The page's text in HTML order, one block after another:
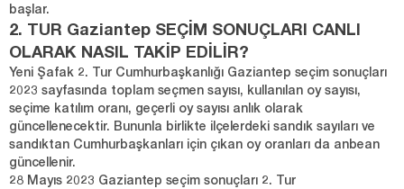
başlar.
2. TUR Gaziantep SEÇİM SONUÇLARI CANLI
OLARAK NASIL TAKİP EDİLİR?
Yeni Şafak 2. Tur Cumhurbaşkanlığı Gaziantep seçim sonuçları
2023 sayfasında toplam seçmen sayısı, kullanılan oy sayısı,
seçime katılım oranı, geçerli oy sayısı anlık olarak
güncellenecektir. Bununla birlikte ilçelerdeki sandık sayıları ve
sandıktan Cumhurbaşkanları için çıkan oy oranları da anbean
güncellenir.
28 Mayıs 2023 Gaziantep seçim sonuçları 2. Tur